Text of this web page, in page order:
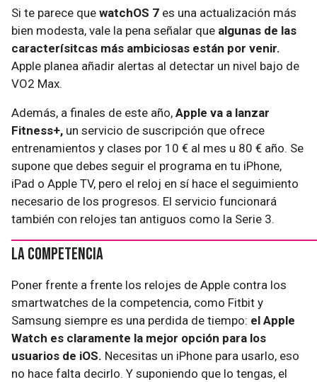
Si te parece que watchOS 7 es una actualización más
bien modesta, vale la pena señalar que algunas de las
caracterísitcas más ambiciosas están por venir.
Apple planea añadir alertas al detectar un nivel bajo de
VO2 Max.
Además, a finales de este año, Apple va a lanzar
Fitness+, un servicio de suscripción que ofrece
entrenamientos y clases por 10 € al mes u 80 € año. Se
supone que debes seguir el programa en tu iPhone,
iPad o Apple TV, pero el reloj en sí hace el seguimiento
necesario de los progresos. El servicio funcionará
también con relojes tan antiguos como la Serie 3.
La competencia
Poner frente a frente los relojes de Apple contra los
smartwatches de la competencia, como Fitbit y
Samsung siempre es una perdida de tiempo: el Apple
Watch es claramente la mejor opción para los
usuarios de iOS. Necesitas un iPhone para usarlo, eso
no hace falta decirlo. Y suponiendo que lo tengas, el